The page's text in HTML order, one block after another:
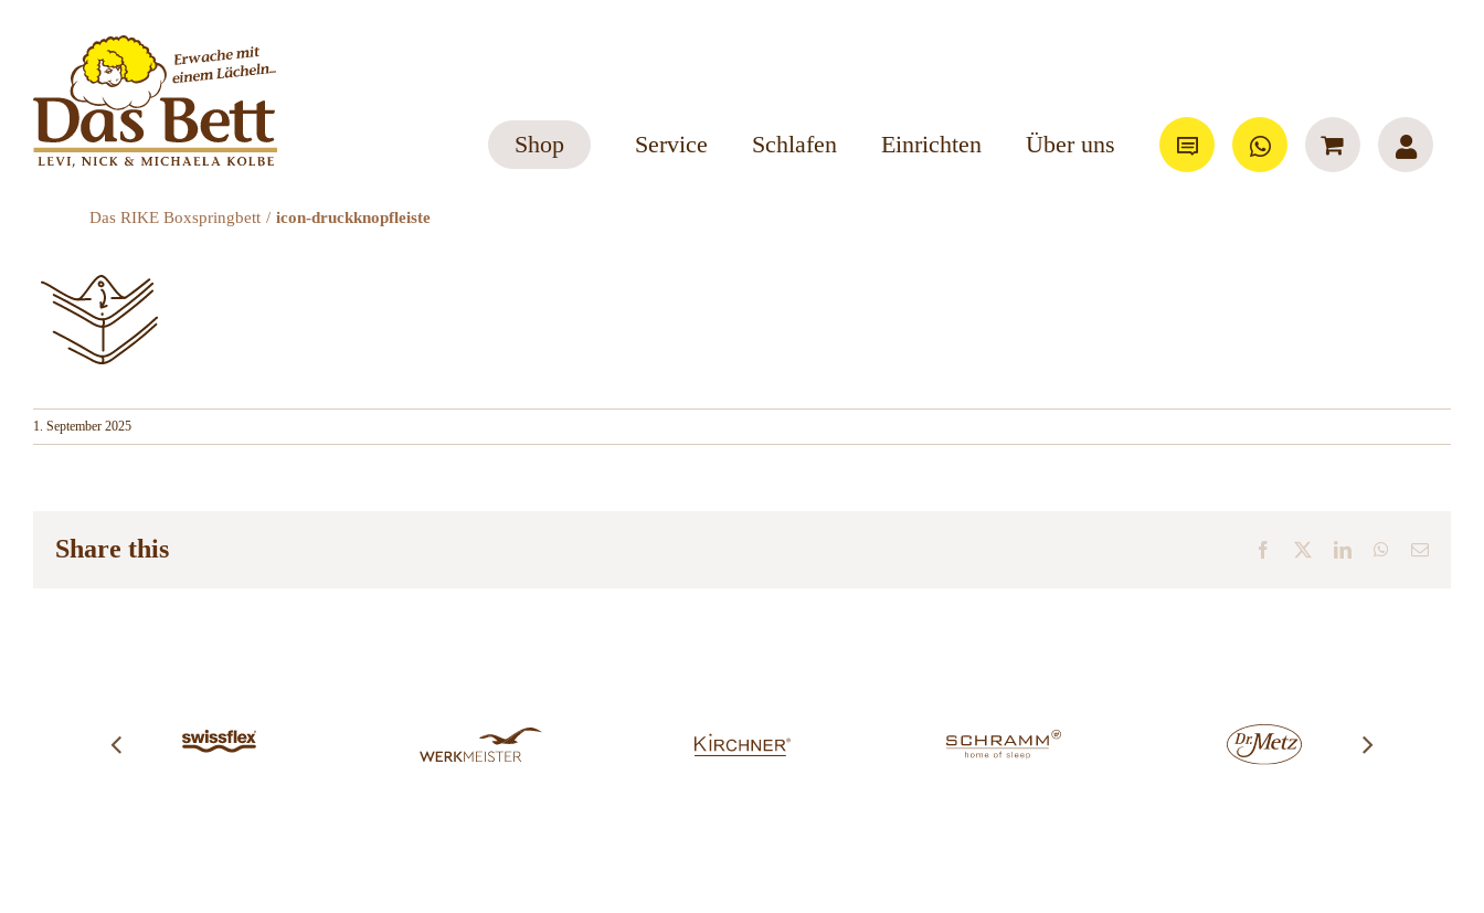
Shop Service Schlafen Einrichten Über uns
Das RIKE Boxspringbett icon-druckknopfleiste
1. September 2025
Share this Facebook LinkedInWhatsApp
E-